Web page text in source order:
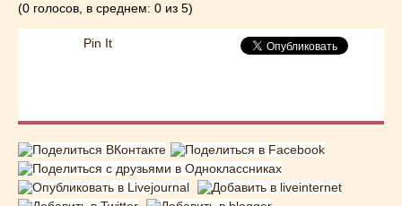
(0 голосов, в среднем: 0 из 5)
Pin It